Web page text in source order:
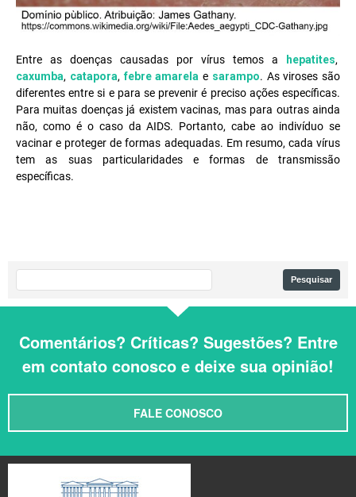
Entre as doenças causadas por vírus temos a hepatites,
caxumba, catapora,febre amarela e sarampo. As viroses são
diferentes entre si e para se prevenir é preciso ações específicas.
Para muitas doenças já existem vacinas, mas para outras ainda
não, como é o caso da AIDS. Portanto, cabe ao indivíduo se
vacinar e proteger de formas adequadas. Em resumo, cada vírus
tem as suas particularidades e formas de transmissão
específicas.
Comentários? Críticas? Sugestões? Entre
em contato conosco e deixe sua opinião!
FALE CONOSCO